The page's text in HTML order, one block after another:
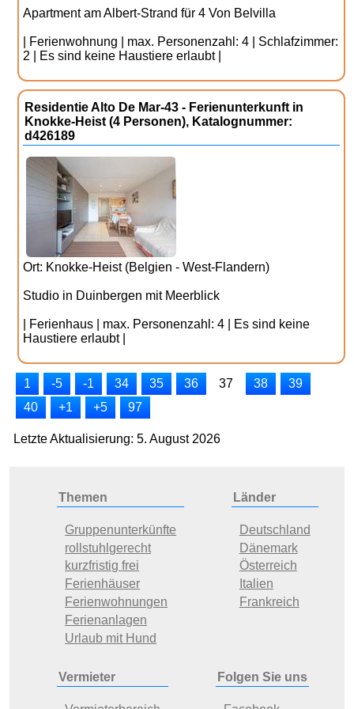
Apartment am Albert-Strand für 4 Von Belvilla
| Ferienwohnung | max. Personenzahl: 4 | Schlafzimmer:
2 | Es sind keine Haustiere erlaubt |
Residentie Alto De Mar-43 - Ferienunterkunft in
Knokke-Heist (4 Personen), Katalognummer:
d426189
Ort: Knokke-Heist (Belgien - West-Flandern)
Studio in Duinbergen mit Meerblick
| Ferienhaus | max. Personenzahl: 4 | Es sind keine
Haustiere erlaubt |
1 -5 -1 34 35 36 37 38
39
40
+1 +5 97
Letzte Aktualisierung: 5. August 2026
Themen
Gruppenunterkünfte
rollstuhlgerecht
kurzfristig frei
Ferienhäuser
Ferienwohnungen
Ferienanlagen
Urlaub mit Hund
Länder
Deutschland
Dänemark
Österreich
Italien
Frankreich
Vermieter Folgen Sie uns